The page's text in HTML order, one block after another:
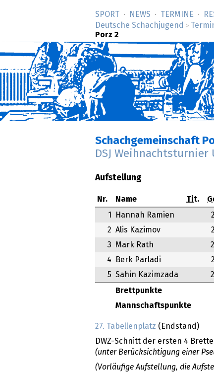
SPORT NEWS TERMINE
Deutsche Schachjugend
>
Porz 2
Schachgemeinschaft
DSJ Weihnachtsturnier
Aufstellung
Nr. Name Tit.
Brettpunkte
Mannschaftspunkte
1 Hannah Ramien
2 Alis Kazimov
3
Mark Rath
4
Berk Parladi
5 Sahin Kazimzada
27. Tabellenplatz (Endstand)
DWZ-Schnitt der ersten 4
(unter Berücksichtigung einer
(Vorläufige Aufstellung, die